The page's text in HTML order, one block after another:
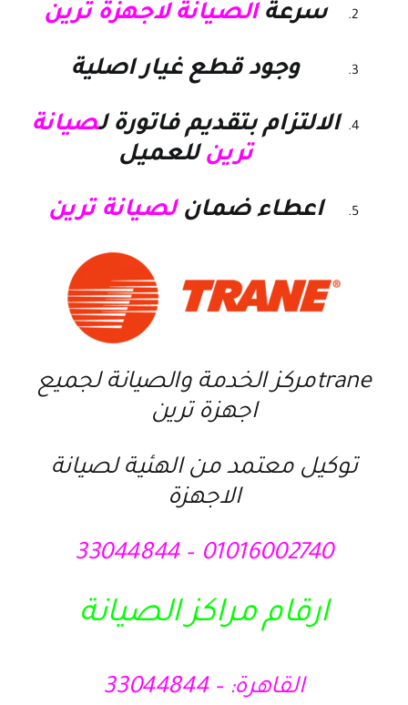
سرعةالصيانة لاجهزة ترين
وجود قطع غيار اصلية
الالتزام بتقديم فاتورة لصيانة
ترين للعميل
اعطاء ضمانلصيانة ترين
traneمركز الخدمة والصيانة لجميع
اجهزة ترين
توكيل معتمد من الهئية لصيانة
الاجهزة
01016002740 – 33044844
ارقام مراكز الصيانة
القاهرة: – 33044844